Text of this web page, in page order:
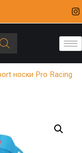
носки Pro Racing